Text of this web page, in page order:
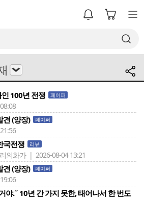
100년 전쟁 페이퍼
견 (양장) 페이퍼
국전쟁 리뷰
의화가 | 2026-08-04 13:21
견 (양장) 페이퍼
야.˝ 10년 간 가지 못한, 태어나서 한 번도